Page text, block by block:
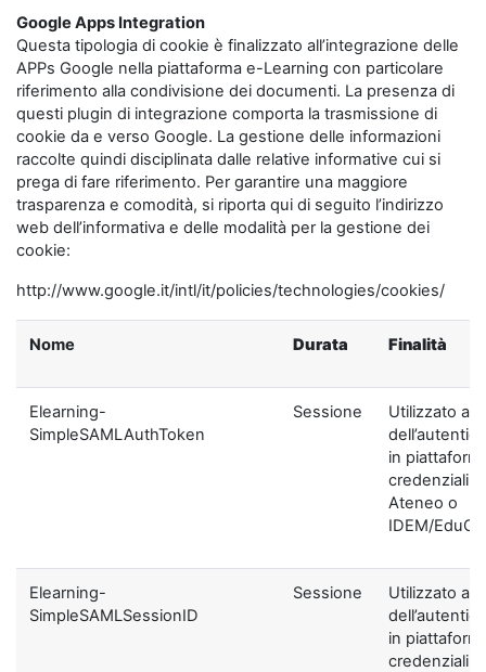
Google Apps Integration
Questa tipologia di cookie è finalizzato all’integrazione delle
APPs Google nella piattaforma e-Learning con particolare
riferimento alla condivisione dei documenti. La presenza di
questi plugin di integrazione comporta la trasmissione di
cookie da e verso Google. La gestione delle informazioni
raccolte quindi disciplinata dalle relative informative cui si
prega di fare riferimento. Per garantire una maggiore
trasparenza e comodità, si riporta qui di seguito l’indirizzo
web dell’informativa e delle modalità per la gestione dei
cookie:
http://www.google.it/intl/it/policies/technologies/cookies/
Nome Durata Finalità
Elearning-
SimpleSAMLAuthToken
Sessione
Utilizzato ai
in
credenziali di
Ateneo o
IDEM/
Elearning-
SimpleSAMLSessionID
Sessione
Utilizzato ai
in
credenziali di